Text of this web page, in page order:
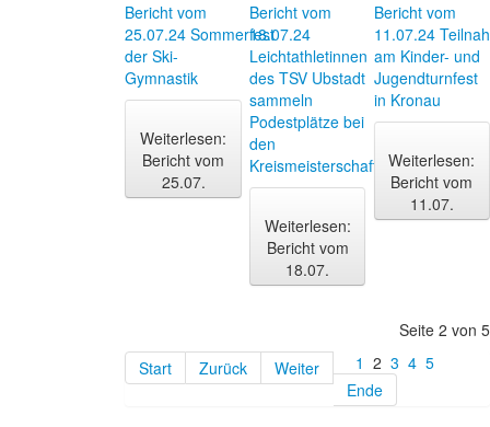
Bericht vom
25.07.24 Sommerfest
der Ski-
Gymnastik
Weiterlesen:
Bericht vom
25.07.
Bericht vom
18.07.24
Leichtathletinnen
des TSV Ubstadt
sammeln
Podestplätze bei
den
Kreismeisterschaften
Weiterlesen:
Bericht vom
18.07.
Bericht vom
11.07.24
am Kinder- und
Jugendturnfest
in Kronau
Weiterlesen:
Bericht vom
11.07.
Seite 2 von 5
Start
Zurück 1 2 3 4 5
Weiter
Ende